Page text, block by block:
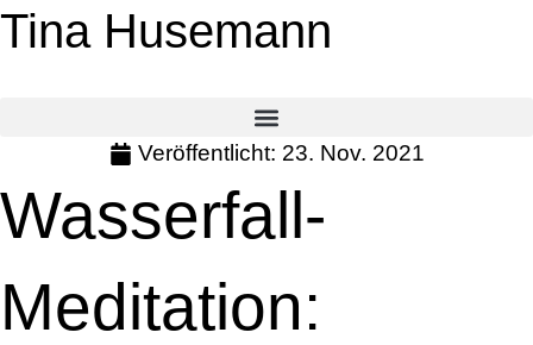
Tina Husemann
Veröffentlicht: 23. Nov. 2021
Wasserfall-
Meditation: